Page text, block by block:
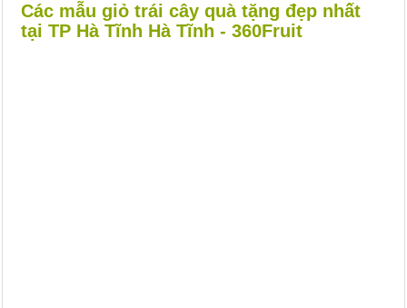
Các mẫu giỏ trái cây quà tặng đẹp nhất
tại TP Hà Tĩnh Hà Tĩnh - 360Fruit